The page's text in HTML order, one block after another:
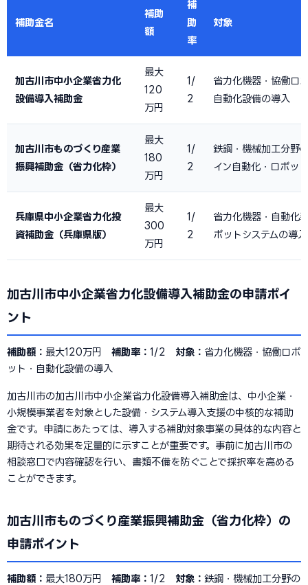
補助金名
補助
額
補
助
率
対象
加古川市中小企業省力化
設備導入補助金
最大
120
万円
1/
2
省力化機器・協働ロ
自動化設備の導入
加古川市ものづくり産業
振興補助金（省力化枠）
最大
180
万円
1/
2
鉄鋼・機械加工分野
イン自動化・ロボッ
兵庫県中小企業省力化投
資補助金（兵庫県版）
最大
300
万円
1/
2
省力化機器・自動化
ボットシステムの導入
加古川市中小企業省力化設備導入補助金の申請ポイ
ント
補助額： 最大120万円 補助率： 1/2 対象： 省力化機器・協働ロボ
ット・自動化設備の導入
加古川市の加古川市中小企業省力化設備導入補助金は、中小企業・
小規模事業者を対象とした設備・システム導入支援の中核的な補助
金です。申請にあたっては、導入する補助対象事業の具体的な内容と
期待される効果を定量的に示すことが重要です。事前に加古川市の
相談窓口で内容確認を行い、書類不備を防ぐことで採択率を高める
ことができます。
加古川市ものづくり産業振興補助金（省力化枠）の
申請ポイント
補助額： 最大180万円 補助率： 1/2 対象： 鉄鋼・機械加工分野の